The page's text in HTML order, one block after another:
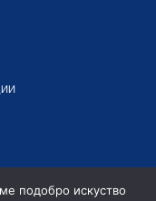
подобро искуство